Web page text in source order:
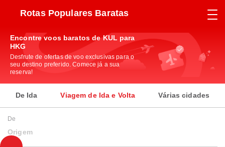
Rotas Populares Baratas
Encontre voos baratos de KUL para
HKG
Desfrute de ofertas de voo exclusivas para o
seu destino preferido. Comece já a sua
reserva!
De Ida Viagem de Ida e Volta Várias cidades
De
Origem